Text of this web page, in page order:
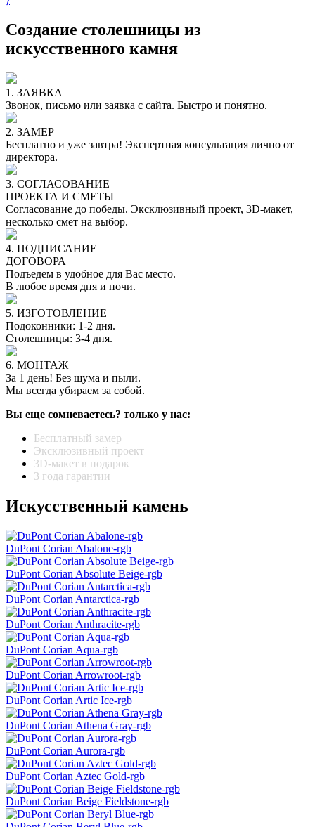
Создание столешницы из
искусственного камня
1. ЗАЯВКА
Звонок, письмо или заявка с сайта. Быстро и понятно.
2. ЗАМЕР
Бесплатно и уже завтра! Экспертная консультация лично от
директора.
3. СОГЛАСОВАНИЕ
ПРОЕКТА И СМЕТЫ
Согласование до победы. Эксклюзивный проект, 3D-макет,
несколько смет на выбор.
4. ПОДПИСАНИЕ
ДОГОВОРА
Подъедем в удобное для Вас место.
В любое время дня и ночи.
5. ИЗГОТОВЛЕНИЕ
Подоконники: 1-2 дня.
Столешницы: 3-4 дня.
6. МОНТАЖ
За 1 день! Без шума и пыли.
Мы всегда убираем за собой.
Вы еще сомневаетесь? только у нас:
Бесплатный замер
Эксклюзивный проект
3D-макет в подарок
3 года гарантии
Искусственный камень
DuPont Corian Abalone-rgb
DuPont Corian Absolute Beige-rgb
DuPont Corian Antarctica-rgb
DuPont Corian Anthracite-rgb
DuPont Corian Aqua-rgb
DuPont Corian Arrowroot-rgb
DuPont Corian Artic Ice-rgb
DuPont Corian Athena Gray-rgb
DuPont Corian Aurora-rgb
DuPont Corian Aztec Gold-rgb
DuPont Corian Beige Fieldstone-rgb